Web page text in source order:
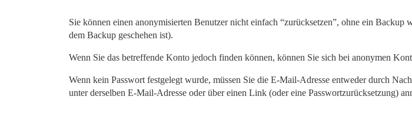
Sie können einen anonymisierten Benutzer nicht einfach “zurücksetzen”, ohne ein
dem Backup geschehen ist).
Wenn Sie das betreffende Konto jedoch finden können, können Sie sich bei anonymen
Wenn kein Passwort festgelegt wurde, müssen Sie die E-Mail-Adresse entweder durch
unter derselben E-Mail-Adresse oder über einen Link (oder eine Passwortzurücksetzung)